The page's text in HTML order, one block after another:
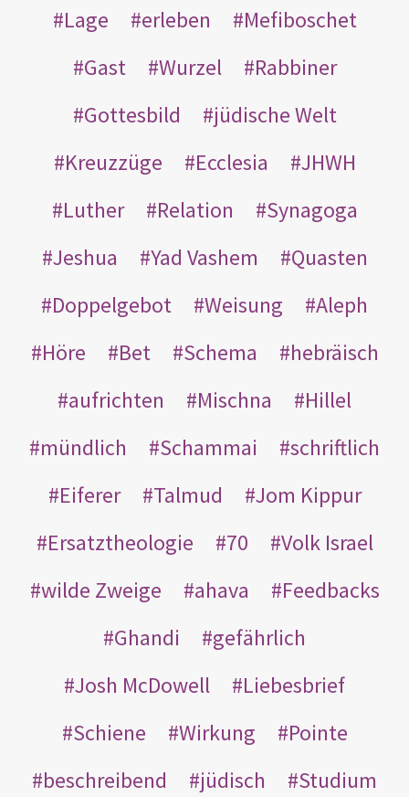
Lage
erleben
Mefiboschet
Gast
Wurzel
Rabbiner
Gottesbild
jüdische Welt
Kreuzzüge
Ecclesia
JHWH
Luther
Relation
Synagoga
Jeshua
Yad Vashem
Quasten
Doppelgebot
Weisung
Aleph
Höre
Bet Schema
hebräisch
aufrichten
Mischna
Hillel
mündlich
Schammai
schriftlich
Eiferer
Talmud
Jom Kippur
Ersatztheologie
70
Volk Israel
wilde Zweige
ahava
Feedbacks
Ghandi
gefährlich
Josh McDowell
Liebesbrief
Schiene
Wirkung
Pointe
beschreibend
jüdisch Studium